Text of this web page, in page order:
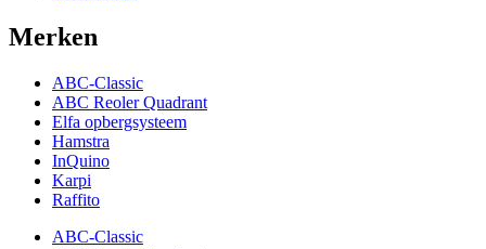
Merken
ABC-Classic
ABC Reoler Quadrant
Elfa opbergsysteem
Hamstra
InQuino
Karpi
Raffito
ABC-Classic